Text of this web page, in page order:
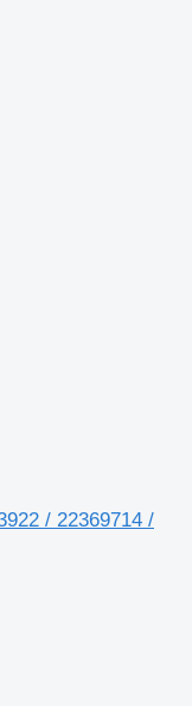
/ 22369714 /